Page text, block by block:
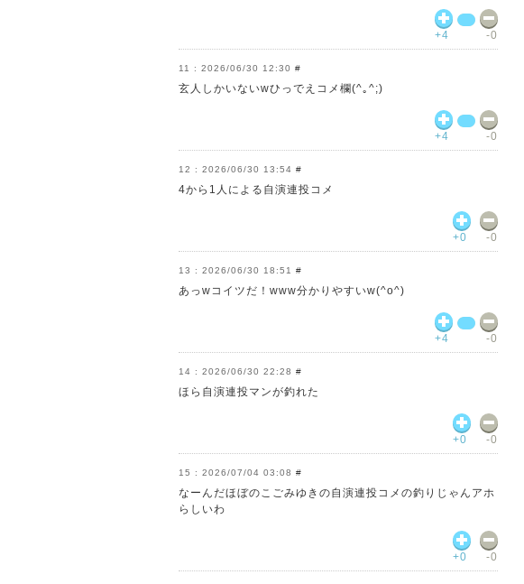
+4 -0
2026/06/30 12:30 #
玄人しかいないwひっでえコメ欄(^｡^;)
+4 -0
2026/06/30 13:54 #
4から1人による自演連投コメ
+0 -0
2026/06/30 18:51 #
あっwコイツだ！www分かりやすいw(^o^)
+4 -0
2026/06/30 22:28 #
ほら自演連投マンが釣れた
+0 -0
2026/07/04 03:08 #
なーんだほぼのこごみゆきの自演連投コメの釣りじゃんアホ
らしいわ
+0 -0